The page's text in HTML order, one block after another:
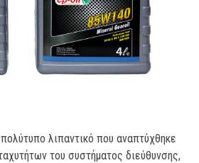
λιπαντικό που αναπτύχθηκε
του συστήματος διεύθυνσης,